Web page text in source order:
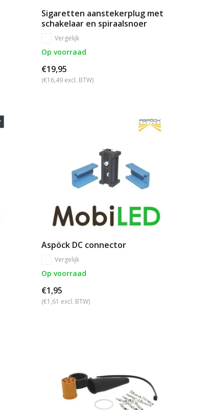
Sigaretten aanstekerplug met
schakelaar en spiraalsnoer
Vergelijk
Op voorraad
€19,95
(€16,49 excl. BTW)
Aspöck DC connector
Vergelijk
Op voorraad
€1,95
(€1,61 excl. BTW)